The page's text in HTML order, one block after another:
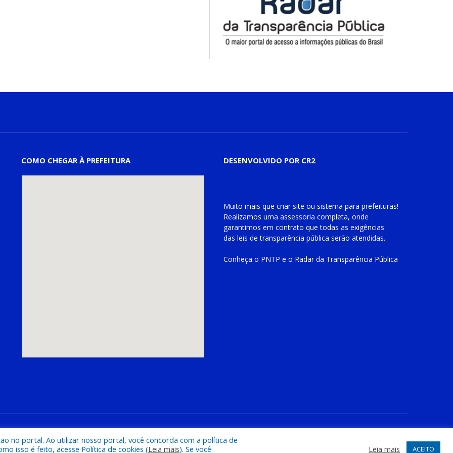
COMO CHEGAR À PREFEITURA DESENVOLVIDO POR CR2
Muito mais que criar site ou sistema para prefeituras!
Realizamos uma assessoria completa, onde
garantimos em contrato que todas as exigências
das leis de transparência pública serão atendidas.
Conheça o PNTP e o Radar da Transparência Pública
no portal. Ao utilizar nosso portal, você concorda com a política de
isso é feito, acesse Política de cookies (Leia mais). Se você Leia mais ACEITO